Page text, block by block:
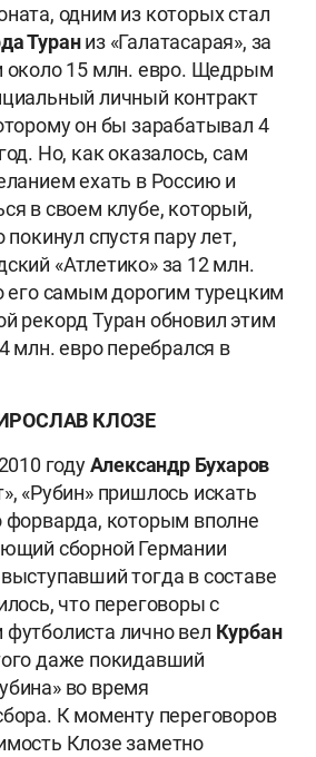
одним из которых стал
Тураниз «Галатасарая», за
около 15 млн. евро. Щедрым
личный контракт
он бы зарабатывал 4
Но, как оказалось, сам
ехать в Россию и
в своем клубе, который,
спустя пару лет,
«Атлетико» за 12 млн.
его самым дорогим турецким
рекорд Туран обновил этим
млн. евро перебрался в
КЛОЗЕ
годуАлександр Бухаров
«Рубин» пришлось искать
форварда, которым вполне
сборной Германии
выступавший тогда в составе
что переговоры с
лично вел Курбан
даже покидавший
во время
К моменту переговоров
Клозе заметно